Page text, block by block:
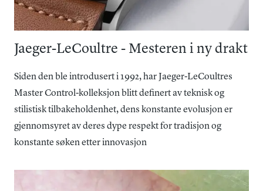
Jaeger-LeCoultre - Mesteren i ny drakt
Siden den ble introdusert i 1992, har Jaeger-LeCoultres
Master Control-kolleksjon blitt definert av teknisk og
stilistisk tilbakeholdenhet, dens konstante evolusjon er
gjennomsyret av deres dype respekt for tradisjon og
konstante søken etter innovasjon